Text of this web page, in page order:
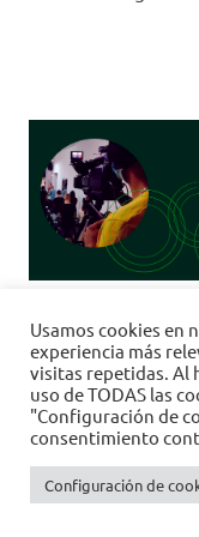
en
Tema para
Usamos cookies en
experiencia más
visitas repetidas. Al
uso de TODAS las
"Configuración de
consentimiento
Configuración de